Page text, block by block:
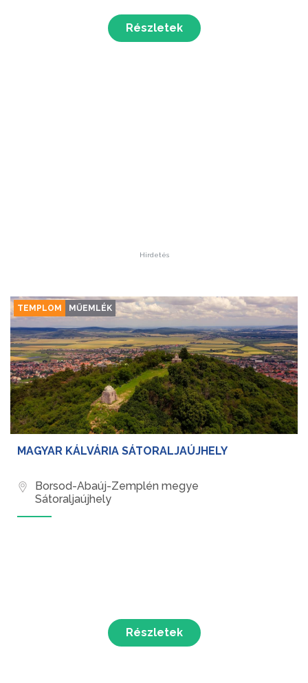
Részletek
Hirdetés
TEMPLOM MŰEMLÉK
MAGYAR KÁLVÁRIA SÁTORALJAÚJHELY
Borsod-Abaúj-Zemplén megye
Sátoraljaújhely
Részletek